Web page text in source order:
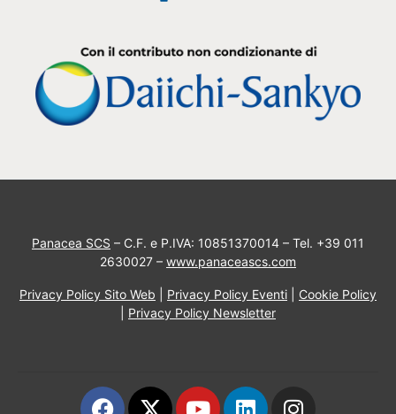
Panacea SCS – C.F. e P.IVA: 10851370014 – Tel. +39 011
2630027 – www.panaceascs.com
Privacy Policy Sito Web Privacy Policy Eventi
Cookie Policy
Privacy Policy Newsletter